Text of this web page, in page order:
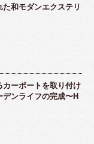
和モダンエクステリ
ーポートを取り付け
ンライフの完成〜H